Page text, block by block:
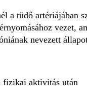
a tüdő
vezet,
nevezett
fizikai aktivitás után